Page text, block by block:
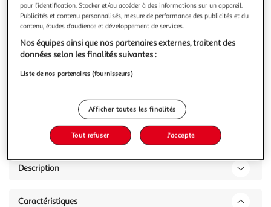
Livr. ou retrait dès 3/4 jours
A partir de 7,99€
Plus d'options
Description
Caractéristiques
pour l’identification. Stocker et/ou accéder à des informations sur un appareil.
Publicités et contenu personnalisés, mesure de performance des publicités et du
contenu, études d’audience et développement de services.
Nos équipes ainsi que nos partenaires externes, traitent des
données selon les finalités suivantes :
Liste de nos partenaires (fournisseurs)
Afficher toutes les finalités
Tout refuser J'accepte